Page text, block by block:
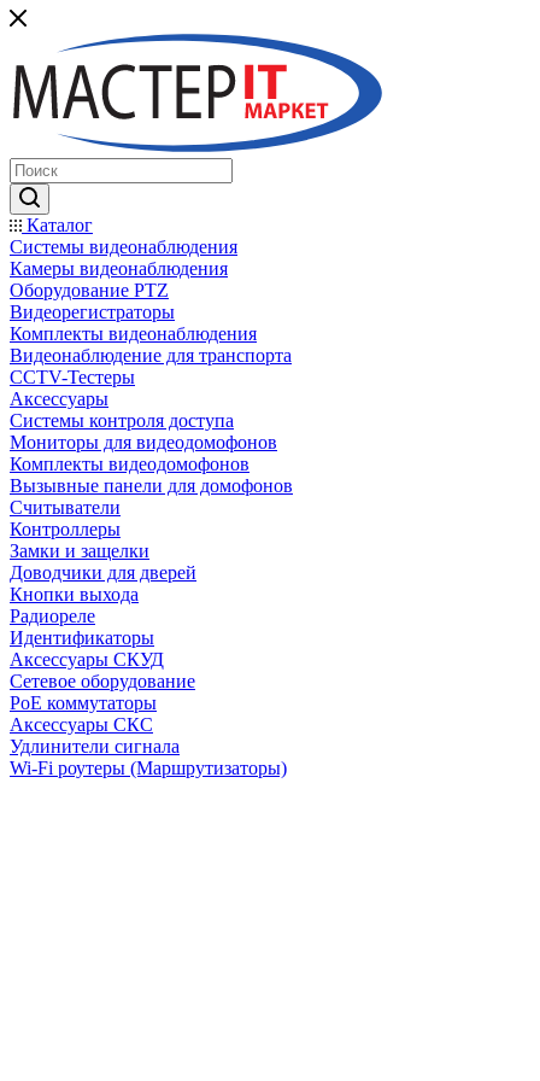
Каталог
Системы видеонаблюдения
Камеры видеонаблюдения
Оборудование PTZ
Видеорегистраторы
Комплекты видеонаблюдения
Видеонаблюдение для транспорта
CCTV-Тестеры
Аксессуары
Системы контроля доступа
Мониторы для видеодомофонов
Комплекты видеодомофонов
Вызывные панели для домофонов
Считыватели
Контроллеры
Замки и защелки
Доводчики для дверей
Кнопки выхода
Радиореле
Идентификаторы
Аксессуары СКУД
Сетевое оборудование
PoE коммутаторы
Аксессуары СКС
Удлинители сигнала
Wi-Fi роутеры (Маршрутизаторы)